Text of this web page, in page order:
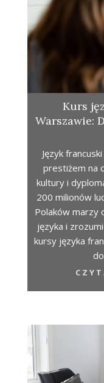
Kurs
Warszawie:
Język
prestiżem na
kultury i
200 milionów
Polaków marzy
języka i
kursy języka